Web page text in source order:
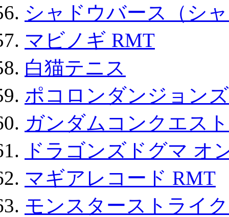
シャドウバース（シ
マビノギ RMT
白猫テニス
ポコロンダンジョン
ガンダムコンクエスト
ドラゴンズドグマ オ
マギアレコード RMT
モンスターストライ